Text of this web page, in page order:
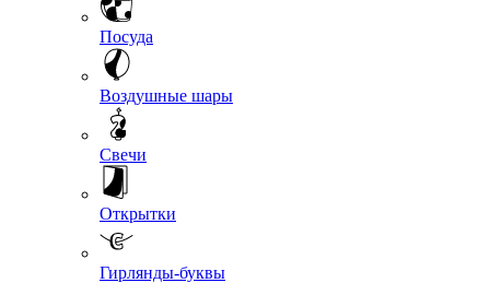
Посуда
Воздушные шары
Свечи
Открытки
Гирлянды-буквы